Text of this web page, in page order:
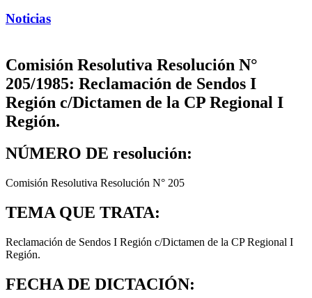
Noticias
Comisión Resolutiva Resolución N°
205/1985: Reclamación de Sendos I
Región c/Dictamen de la CP Regional I
Región.
NÚMERO DE resolución:
Comisión Resolutiva Resolución N° 205
TEMA QUE TRATA:
Reclamación de Sendos I Región c/Dictamen de la CP Regional I
Región.
FECHA DE DICTACIÓN: